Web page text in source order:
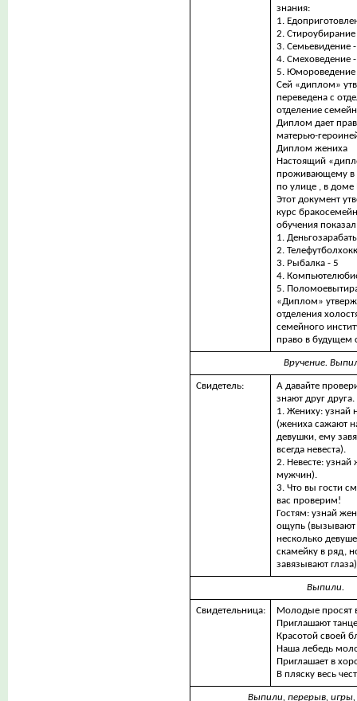
знания:
1.
2. Стироубирание
3. Семьевидение
4. Смеховедение
5. Юмороведение
Сей «диплом»
переведена с
отделение
Диплом дает
матерью-
Диплом жениха
Настоящий
проживающему в
по улице , в
Этот документ
курс
обучения
1.
2.
3. Рыбалка - 5
4.
5.
«Диплом»
отделения
семейного
право в будущем
Вручение.
Свидетель:
А давайте
знают друг друга.
1. Жениху: узнай
(жениха сажают
девушки, ему
всегда невеста).
2. Невесте:
мужчин).
3. Что вы гости
вас проверим!
Гостям: узнай
ощупь
несколько
скамейку в ряд,
завязывают
Выпили.
Свидетельница:
Молодые просят
Приглашают
Красотой своей
Наша лебедь
Приглашает в
В пляску весь
Выпили, перерыв, игры,